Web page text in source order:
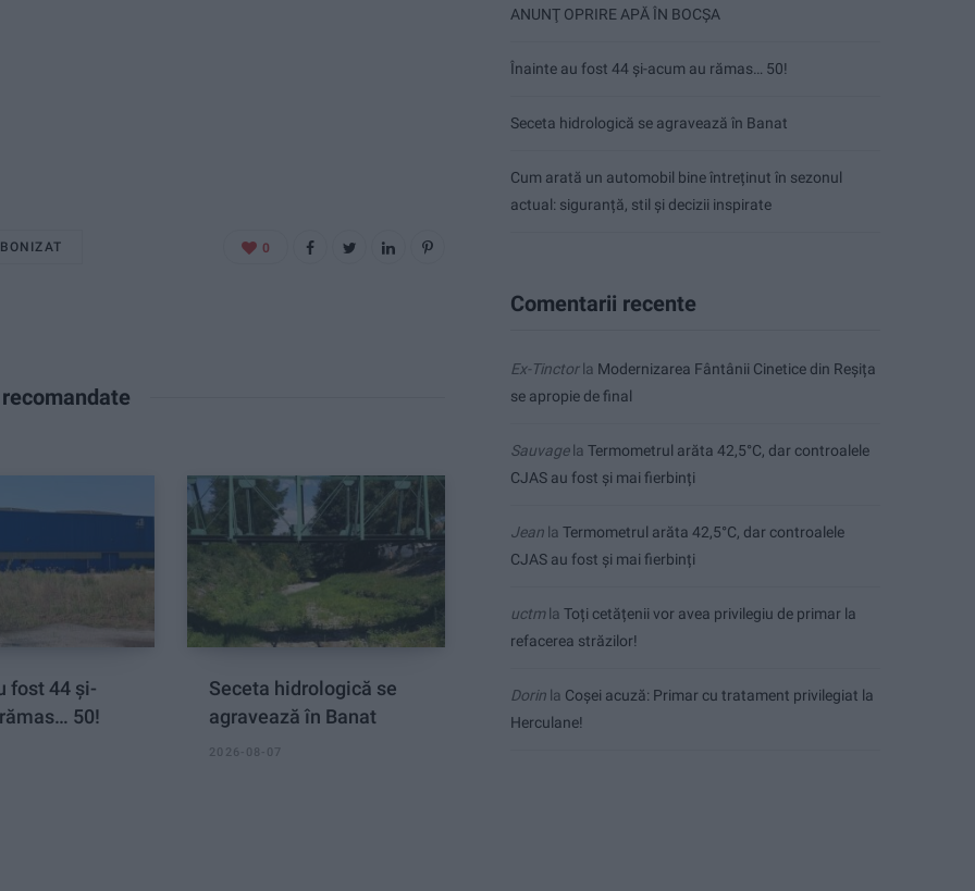
0
fost 44 și-
50!
Seceta hidrologică se
agravează în Banat
2026-08-07
ANUNŢ OPRIRE APĂ ÎN BOCȘA
Înainte au fost 44 și-acum au rămas… 50!
Seceta hidrologică se agravează în Banat
Cum arată un automobil bine întreținut în sezonul
actual: siguranță, stil și decizii inspirate
Comentarii recente
Ex-Tinctorla Modernizarea Fântânii Cinetice din Reșița
se apropie de final
Sauvagela Termometrul arăta 42,5°C, dar controalele
CJAS au fost și mai fierbinți
Jean la Termometrul arăta 42,5°C, dar controalele
CJAS au fost și mai fierbinți
uctmla Toți cetățenii vor avea privilegiu de primar la
refacerea străzilor!
Dorin la Coșei acuză: Primar cu tratament privilegiat la
Herculane!